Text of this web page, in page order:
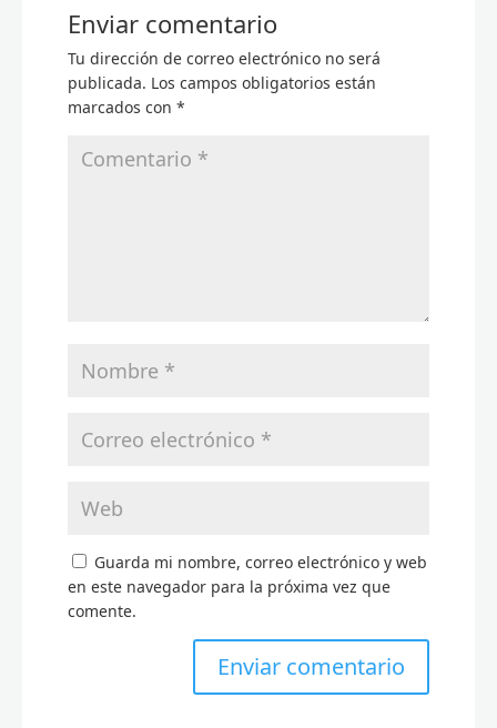
Enviar comentario
Tu dirección de correo electrónico no será
publicada. Los campos obligatorios están
marcados con *
Guarda mi nombre, correo electrónico y web
en este navegador para la próxima vez que
comente.